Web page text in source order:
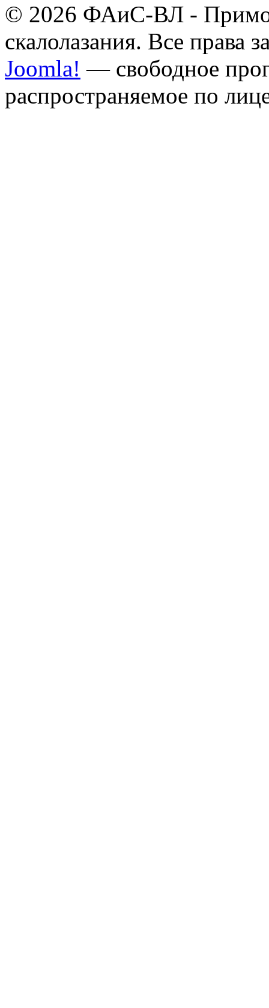
© 2026 ФАиС-ВЛ -
скалолазания. Все права
Joomla! — свободное
распространяемое по